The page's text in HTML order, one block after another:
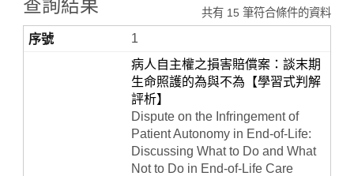
查詢結果 共有 15 筆符合條件的資料
1
病人自主權之損害賠償案：談末期
生命照護的為與不為【學習式判解
評析】
Dispute on the Infringement of
Patient Autonomy in End-of-Life:
Discussing What to Do and What
Not to Do in End-of-Life Care